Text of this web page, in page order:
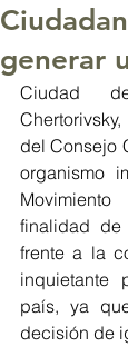
generar
Ciudad
del Consejo
organismo
finalidad de
frente a la
inquietante
país, ya
decisión de